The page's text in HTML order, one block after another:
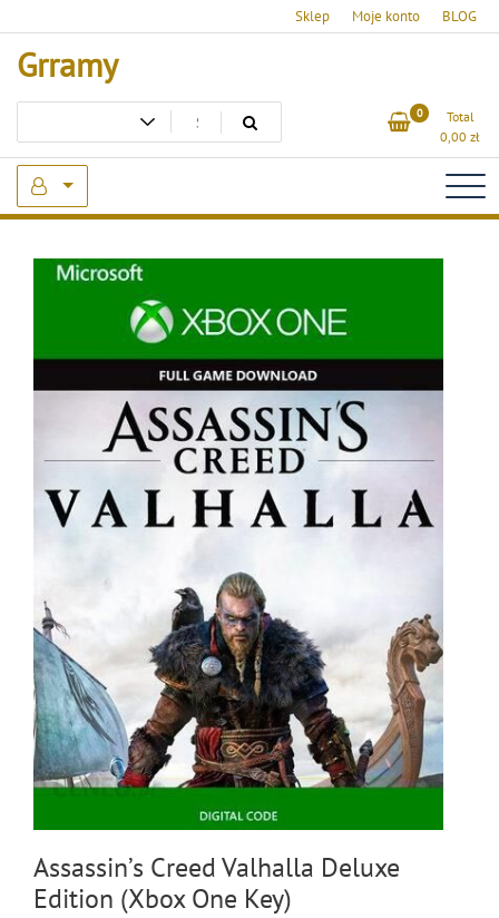
to
content
Sklep Moje konto BLOG
Grramy
0
Total
0,00 zł
Assassin’s Creed Valhalla Deluxe
Edition (Xbox One Key)